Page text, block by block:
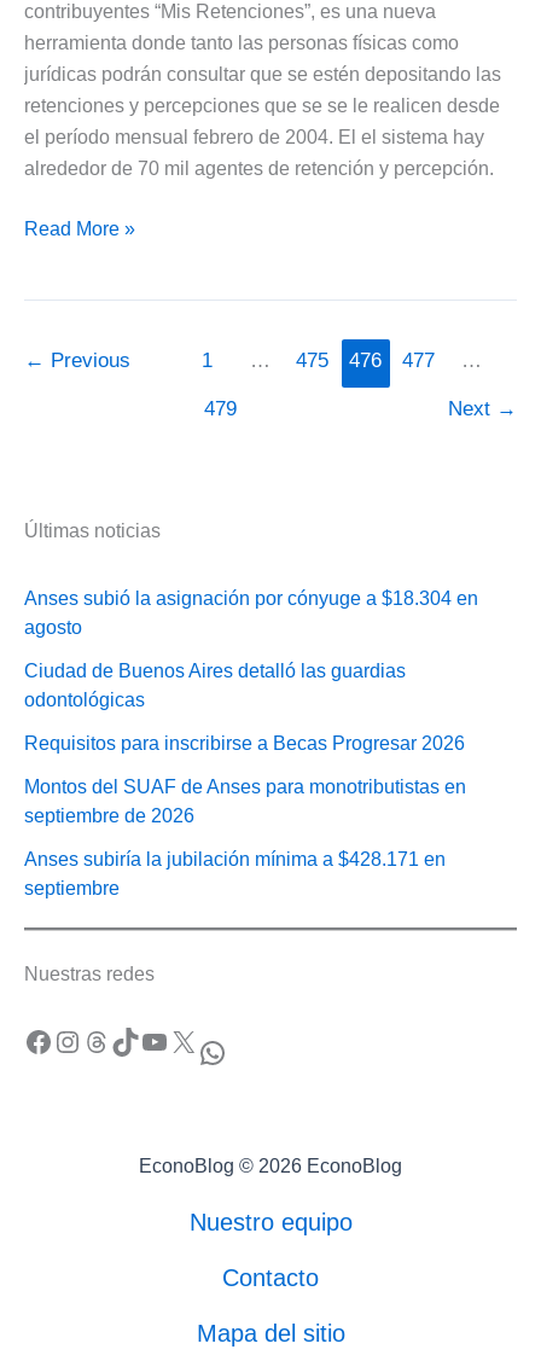
contribuyentes “Mis Retenciones”, es una nueva
herramienta donde tanto las personas físicas como
jurídicas podrán consultar que se estén depositando las
retenciones y percepciones que se se le realicen desde
el período mensual febrero de 2004. El el sistema hay
alrededor de 70 mil agentes de retención y percepción.
Nueva
para
Read More »
← Previous 1 … 475 476 477 …
479 Next →
Últimas noticias
Anses subió la asignación por cónyuge a $18.304 en
agosto
Ciudad de Buenos Aires detalló las guardias
odontológicas
Requisitos para inscribirse a Becas Progresar 2026
Montos del SUAF de Anses para monotributistas en
septiembre de 2026
Anses subiría la jubilación mínima a $428.171 en
septiembre
Nuestras redes
Facebook Instagram Threads TikTok YouTube X WhatsApp
EconoBlog © 2026 EconoBlog
Nuestro equipo
Contacto
Mapa del sitio